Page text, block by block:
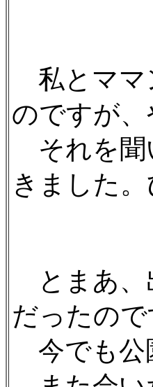
私とママ
のですが
それを聞
きました
とまあ、
だったの
今でも公